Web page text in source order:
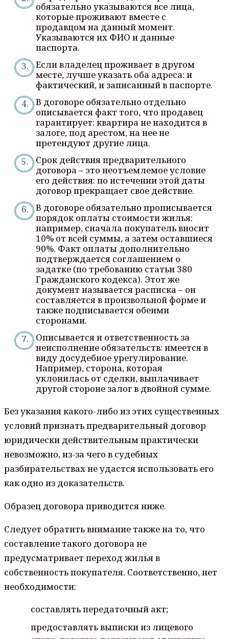
обязательно указываются все лица,
которые проживают вместе с
продавцом на данный момент.
Указываются их ФИО и данные
паспорта.
Если владелец проживает в другом
месте, лучше указать оба адреса: и
фактический, и записанный в паспорте.
В договоре обязательно отдельно
описывается факт того, что продавец
гарантирует: квартира не находится в
залоге, под арестом, на нее не
претендуют другие лица.
Срок действия предварительного
договора – это неотъемлемое условие
его действия: по истечении этой даты
договор прекращает свое действие.
В договоре обязательно прописывается
порядок оплаты стоимости жилья:
например, сначала покупатель вносит
10% от всей суммы, а затем оставшиеся
90%. Факт оплаты дополнительно
подтверждается соглашением о
задатке (по требованию статьи 380
Гражданского кодекса). Этот же
документ называется расписка – он
составляется в произвольной форме и
также подписывается обеими
сторонами.
Описывается и ответственность за
неисполнение обязательств: имеется в
виду досудебное урегулирование.
Например, сторона, которая
уклонилась от сделки, выплачивает
другой стороне залог в двойной сумме.
Без указания какого-либо из этих существенных
условий признать предварительный договор
юридически действительным практически
невозможно, из-за чего в судебных
разбирательствах не удастся использовать его
как одно из доказательств.
Образец договора приводится ниже.
Следует обратить внимание также на то, что
составление такого договора не
предусматривает переход жилья в
собственность покупателя. Соответственно, нет
необходимости:
составлять передаточный акт;
предоставлять выписки из лицевого